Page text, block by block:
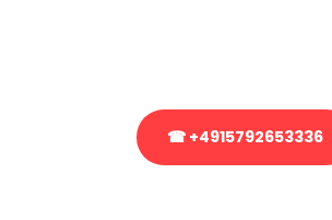
☎ +4915792653336